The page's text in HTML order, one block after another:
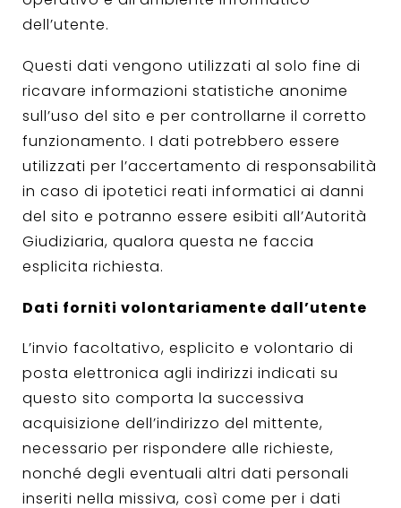
dell’utente.
Questi dati vengono utilizzati al solo fine di
ricavare informazioni statistiche anonime
sull’uso del sito e per controllarne il corretto
funzionamento. I dati potrebbero essere
utilizzati per l’accertamento di responsabilità
in caso di ipotetici reati informatici ai danni
del sito e potranno essere esibiti all’Autorità
Giudiziaria, qualora questa ne faccia
esplicita richiesta.
Dati forniti volontariamente dall’utente
L’invio facoltativo, esplicito e volontario di
posta elettronica agli indirizzi indicati su
questo sito comporta la successiva
acquisizione dell’indirizzo del mittente,
necessario per rispondere alle richieste,
nonché degli eventuali altri dati personali
inseriti nella missiva, così come per i dati